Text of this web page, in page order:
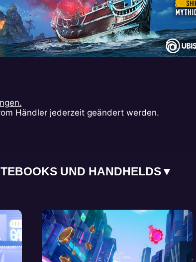
Händler jederzeit geändert werden.
UND HANDHELDS▼